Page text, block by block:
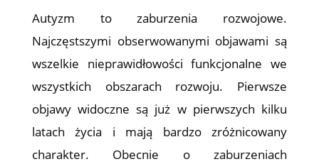
Autyzm to zaburzenia rozwojowe.
Najczęstszymi obserwowanymi objawami są
wszelkie nieprawidłowości funkcjonalne we
wszystkich obszarach rozwoju. Pierwsze
objawy widoczne są już w pierwszych kilku
latach życia i mają bardzo zróżnicowany
charakter. Obecnie o zaburzeniach